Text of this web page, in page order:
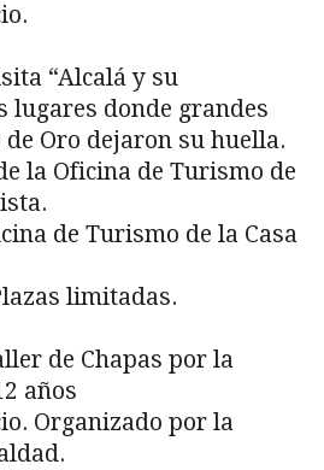
“Alcalá y su
lugares donde grandes
Oro dejaron su huella.
la Oficina de Turismo de
de Turismo de la Casa
limitadas.
de Chapas por la
años
Organizado por la